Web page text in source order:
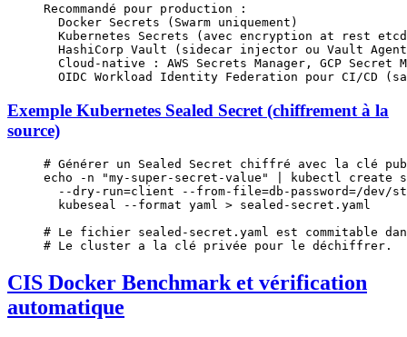
Recommandé pour production :
  Docker Secrets (Swarm uniquement)
Kubernetes Secrets (avec encryption at rest
HashiCorp Vault (sidecar injector ou Vault
Cloud-native : AWS Secrets Manager, GCP Secret
OIDC Workload Identity Federation pour CI/CD
Exemple Kubernetes Sealed Secret (chiffrement à la
source)
# Générer un Sealed Secret chiffré avec la clé
echo -n "my-super-secret-value" kubectl create
  --dry-run=client
--from-file=db-password=/dev/
  kubeseal
--format yaml > sealed-secret.yaml
# Le fichier sealed-secret.yaml est commitable
# Le cluster a la clé privée pour le déchiffrer.
CIS Docker Benchmark et vérification
automatique